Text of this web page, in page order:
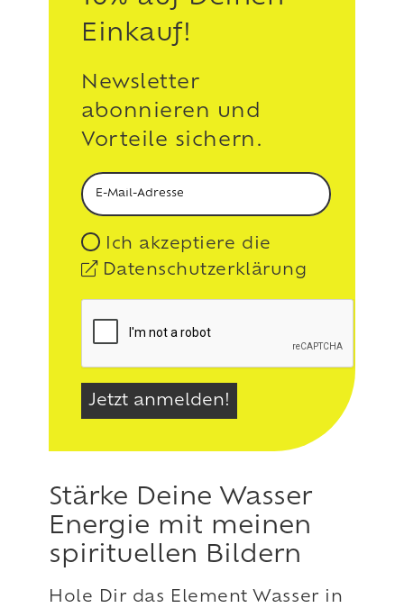
Einkauf!
Newsletter
abonnieren und
Vorteile sichern.
Ich akzeptiere die
Datenschutzerklärung
Stärke Deine Wasser
Energie mit meinen
spirituellen Bildern
Hole Dir das Element Wasser in